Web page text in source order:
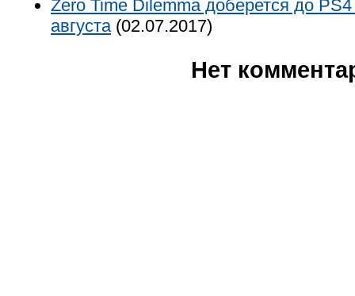
Zero Time Dilemma доберется до
августа(02.07.2017)
Нет